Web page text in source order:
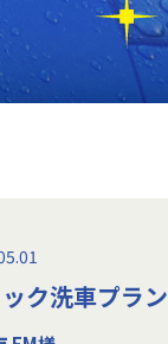
ク洗車プラン